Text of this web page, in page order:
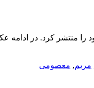
منتشر کرد. در
مریم, معصومی